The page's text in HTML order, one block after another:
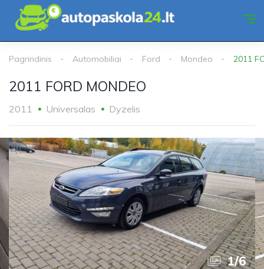
Pagrindinis Automobiliai Ford Mondeo 2011
2011 FORD MONDEO
2011 Universalas Dyzelis
1/6